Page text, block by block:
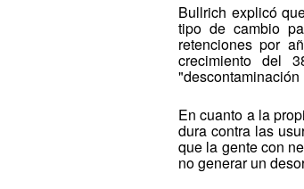
Bullrich explicó
tipo de cambio
retenciones por
crecimiento del
En cuanto a la
dura contra las
que la gente con
no generar un